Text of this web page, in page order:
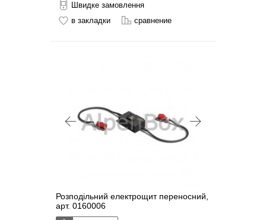
Швидке замовлення
в закладки
сравнение
Розподільний електрощит переносний,
арт. 0160006